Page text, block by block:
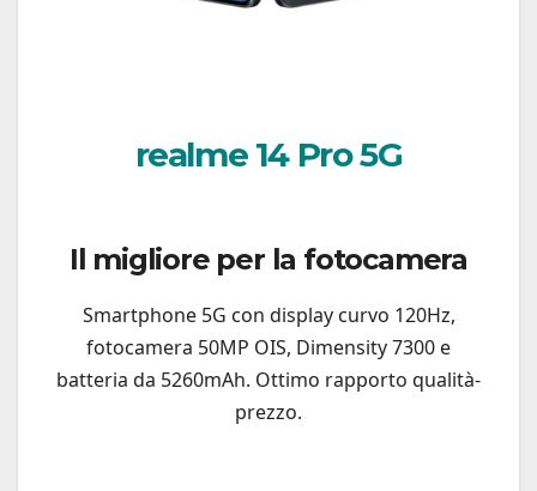
realme 14 Pro 5G
Il migliore per la fotocamera
Smartphone 5G con display curvo 120Hz,
fotocamera 50MP OIS, Dimensity 7300 e
batteria da 5260mAh. Ottimo rapporto qualità-
prezzo.